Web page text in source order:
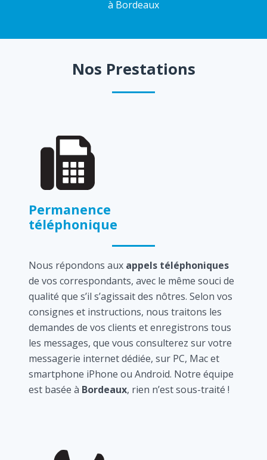
à Bordeaux
Nos Prestations
Permanence
téléphonique
Nous répondons aux appels téléphoniques
de vos correspondants, avec le même souci de
qualité que s’il s’agissait des nôtres. Selon vos
consignes et instructions, nous traitons les
demandes de vos clients et enregistrons tous
les messages, que vous consulterez sur votre
messagerie internet dédiée, sur PC, Mac et
smartphone iPhone ou Android. Notre équipe
est basée à Bordeaux, rien n’est sous-traité !